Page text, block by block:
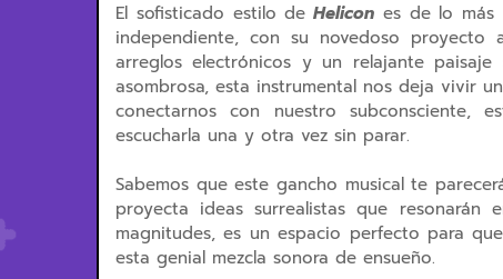
El sofisticado estilo de Helicon es de lo más
independiente, con su novedoso
arreglos electrónicos y un relajante
asombrosa, esta instrumental nos deja vivir
conectarnos con nuestro subconsciente,
escucharla una y otra vez sin parar.
Sabemos que este gancho musical te
proyecta ideas surrealistas que
magnitudes, es un espacio perfecto para
esta genial mezcla sonora de ensueño.